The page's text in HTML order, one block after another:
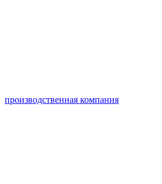
производственная компания